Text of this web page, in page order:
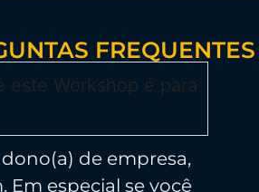
FREQUENTES
este Workshop é para
dono(a) de empresa,
Em especial se você